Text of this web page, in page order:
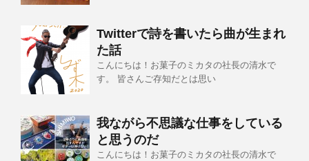
Twitterで詩を書いたら曲が生まれ
た話
こんにちは！お菓子のミカタの社長の清水で
す。 皆さんご存知だとは思い
我ながら不思議な仕事をしている
と思うのだ
こんにちは！お菓子のミカタの社長の清水で